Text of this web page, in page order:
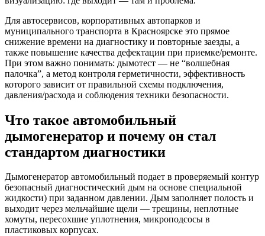
Для автосервисов, корпоративных автопарков и
муниципального транспорта в Красноярске это прямое
снижение времени на диагностику и повторные заезды, а
также повышение качества дефектации при приемке/ремонте.
При этом важно понимать: дымотест — не “волшебная
палочка”, а метод контроля герметичности, эффективность
которого зависит от правильной схемы подключения,
давления/расхода и соблюдения техники безопасности.
Что такое автомобильный
дымогенератор и почему он стал
стандартом диагностики
Дымогенератор автомобильный подает в проверяемый контур
безопасный диагностический дым на основе специальной
жидкости) при заданном давлении. Дым заполняет полость и
выходит через мельчайшие щели — трещины, неплотные
хомуты, пересохшие уплотнения, микроподсосы в
пластиковых корпусах.